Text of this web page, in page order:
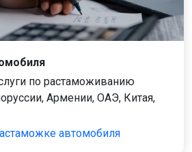
по растаможиванию
Армении, ОАЭ, Китая,
автомобиля